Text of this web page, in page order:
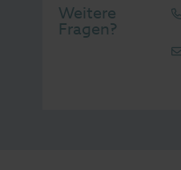
Weitere
Fragen?